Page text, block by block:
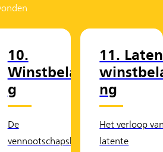
10.
Winstbelastin
g
De
vennootschapsbelasting
11.
ng
Het verloop
latente